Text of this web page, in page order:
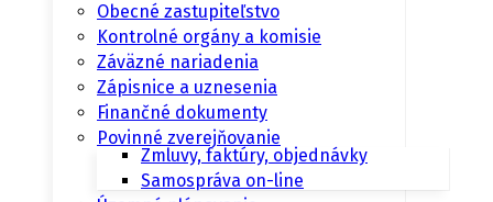
Obecné zastupiteľstvo
Kontrolné orgány a komisie
Záväzné nariadenia
Zápisnice a uznesenia
Finančné dokumenty
Povinné zverejňovanie
Zmluvy, faktúry, objednávky
Samospráva on-line